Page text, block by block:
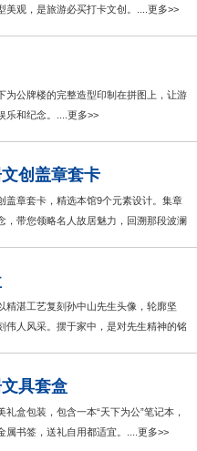
美观，是旅游必买打卡文创。....更多>>
为公牌楼的完整造型印制在拼图上，让游
乐和纪念。....更多>>
创盖章套卡
盖章套卡，精选本馆9个元素设计。集章
，带您领略名人故居魅力，回溯那段波澜
精湛工艺复刻孙中山先生头像，轮廓坚
伟人风采。摆于家中，是对先生精神的铭
具套盒
礼盒包装，包含一本“天下为公”笔记本，
属书签，送礼自用都适宜。....更多>>